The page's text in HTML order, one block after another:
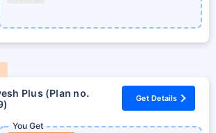
Plus (Plan no.
Get Details
You Get